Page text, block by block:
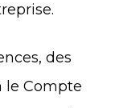
des
le Compte